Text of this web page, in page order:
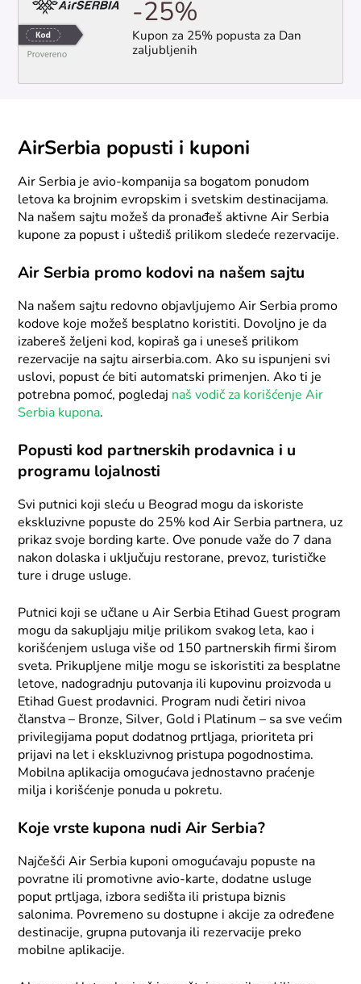
-25%
Kupon za 25% popusta za Dan
zaljubljenih
AirSerbia popusti i kuponi
Air Serbia je avio-kompanija sa bogatom ponudom
letova ka brojnim evropskim i svetskim destinacijama.
Na našem sajtu možeš da pronađeš aktivne Air Serbia
kupone za popust i uštediš prilikom sledeće rezervacije.
Air Serbia promo kodovi na našem sajtu
Na našem sajtu redovno objavljujemo Air Serbia promo
kodove koje možeš besplatno koristiti. Dovoljno je da
izabereš željeni kod, kopiraš ga i uneseš prilikom
rezervacije na sajtu airserbia.com. Ako su ispunjeni svi
uslovi, popust će biti automatski primenjen. Ako ti je
potrebna pomoć, pogledaj naš vodič za korišćenje Air
Serbia kupona.
Popusti kod partnerskih prodavnica i u
programu lojalnosti
Svi putnici koji sleću u Beograd mogu da iskoriste
ekskluzivne popuste do 25% kod Air Serbia partnera, uz
prikaz svoje bording karte. Ove ponude važe do 7 dana
nakon dolaska i uključuju restorane, prevoz, turističke
ture i druge usluge.
Putnici koji se učlane u Air Serbia Etihad Guest program
mogu da sakupljaju milje prilikom svakog leta, kao i
korišćenjem usluga više od 150 partnerskih firmi širom
sveta. Prikupljene milje mogu se iskoristiti za besplatne
letove, nadogradnju putovanja ili kupovinu proizvoda u
Etihad Guest prodavnici. Program nudi četiri nivoa
članstva – Bronze, Silver, Gold i Platinum – sa sve većim
privilegijama poput dodatnog prtljaga, prioriteta pri
prijavi na let i ekskluzivnog pristupa pogodnostima.
Mobilna aplikacija omogućava jednostavno praćenje
milja i korišćenje ponuda u pokretu.
Koje vrste kupona nudi Air Serbia?
Najčešći Air Serbia kuponi omogućavaju popuste na
povratne ili promotivne avio-karte, dodatne usluge
poput prtljaga, izbora sedišta ili pristupa biznis
salonima. Povremeno su dostupne i akcije za određene
destinacije, grupna putovanja ili rezervacije preko
mobilne aplikacije.